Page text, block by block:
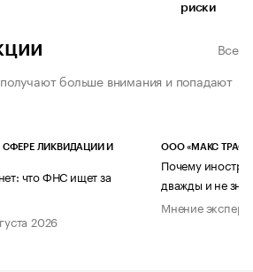
риски
Все
больше внимания и попадают
ЛИКВИДАЦИИ И
что ФНС ищет за
2026
ООО «МАКС ТРАСТ»
Почему
дважды и не
Мнение